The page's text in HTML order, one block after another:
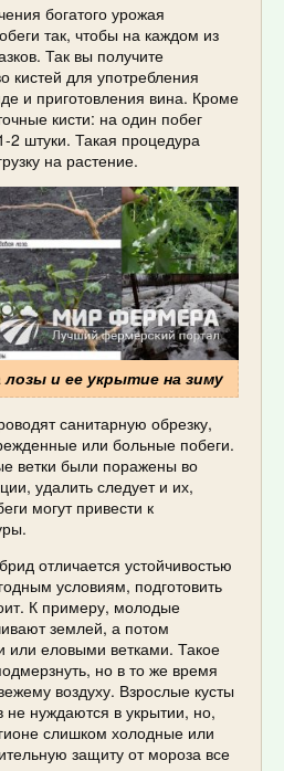
богатого урожая
так, чтобы на каждом из
Так вы получите
кистей для употребления
и приготовления вина. Кроме
кисти: на один побег
2 штуки. Такая процедура
на растение.
лозы и ее укрытие на зиму
санитарную обрезку,
или больные побеги.
ветки были поражены во
удалить следует и их,
могут привести к
отличается устойчивостью
условиям, подготовить
К примеру, молодые
землей, а потом
или еловыми ветками. Такое
но в то же время
воздуху. Взрослые кусты
не нуждаются в укрытии, но,
слишком холодные или
защиту от мороза все